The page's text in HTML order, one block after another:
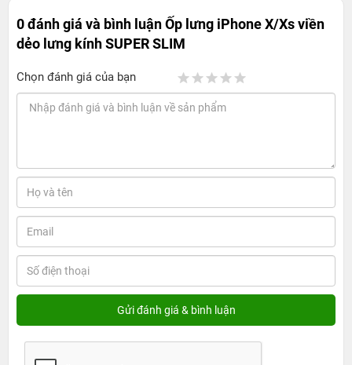
0 đánh giá và bình luậnỐp lưng iPhone X/Xs viền
dẻo lưng kính SUPER SLIM
Chọn đánh giá của bạn